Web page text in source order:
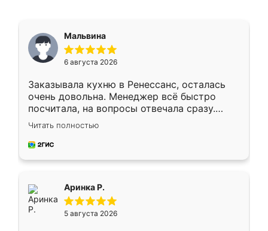
Мальвина
6 августа 2026
Заказывала кухню в Ренессанс, осталась
очень довольна. Менеджер всё быстро
посчитала, на вопросы отвечала сразу.
Замерщик приехал в субботу, подошёл к
делу со всей ответственностью. Собрали
за день, ребята работали аккуратно, даже
Читать полностью
Аринка Р.
5 августа 2026